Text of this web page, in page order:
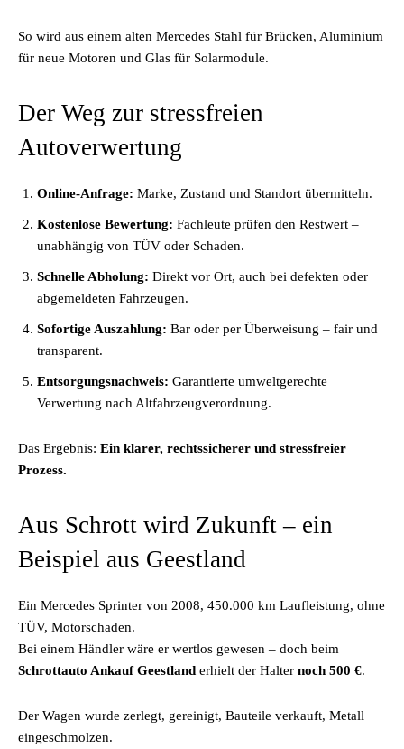
So wird aus einem alten Mercedes Stahl für Brücken, Aluminium
für neue Motoren und Glas für Solarmodule.
Der Weg zur stressfreien
Autoverwertung
Online-Anfrage: Marke, Zustand und Standort übermitteln.
Kostenlose Bewertung: Fachleute prüfen den Restwert –
unabhängig von TÜV oder Schaden.
Schnelle Abholung: Direkt vor Ort, auch bei defekten oder
abgemeldeten Fahrzeugen.
Sofortige Auszahlung: Bar oder per Überweisung – fair und
transparent.
Entsorgungsnachweis: Garantierte umweltgerechte
Verwertung nach Altfahrzeugverordnung.
Das Ergebnis: Ein klarer, rechtssicherer und stressfreier
Prozess.
Aus Schrott wird Zukunft – ein
Beispiel aus Geestland
Ein Mercedes Sprinter von 2008, 450.000 km Laufleistung, ohne
TÜV, Motorschaden.
Bei einem Händler wäre er wertlos gewesen – doch beim
Schrottauto Ankauf Geestland erhielt der Halter noch 500 €.
Der Wagen wurde zerlegt, gereinigt, Bauteile verkauft, Metall
eingeschmolzen.